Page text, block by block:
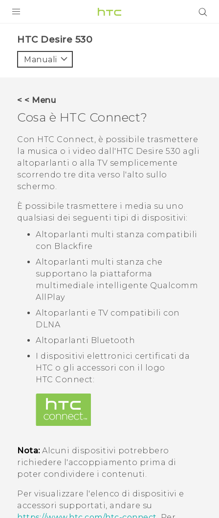
VIVE
ASSISTENZA
Accessori e dispositivi HTC
Accesso
HTC Desire 530‎
Manuali
< < Menu
Cosa è HTC Connect?
Con HTC Connect, è possibile trasmettere
la musica o i video dall' HTC Desire 530 agli
altoparlanti o alla TV semplicemente
scorrendo tre dita verso l'alto sullo
schermo.
È possibile trasmettere i media su uno
qualsiasi dei seguenti tipi di dispositivi:
Altoparlanti multi stanza compatibili
con Blackfire
Altoparlanti multi stanza che
supportano la piattaforma
multimediale intelligente Qualcomm
AllPlay
Altoparlanti e TV compatibili con
DLNA
Altoparlanti Bluetooth
I dispositivi elettronici certificati da
HTC o gli accessori con il logo
HTC Connect:
Nota:Alcuni dispositivi potrebbero
richiedere l'accoppiamento prima di
poter condividere i contenuti.
Per visualizzare l'elenco di dispositivi e
accessori supportati, andare su